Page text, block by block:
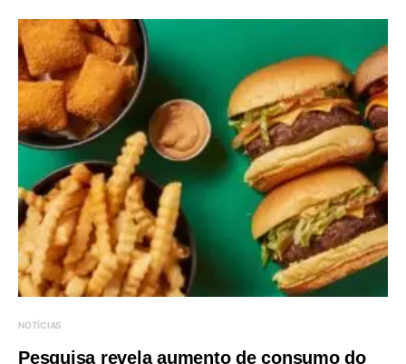
NOTÍCIAS
Pesquisa revela aumento de consumo do